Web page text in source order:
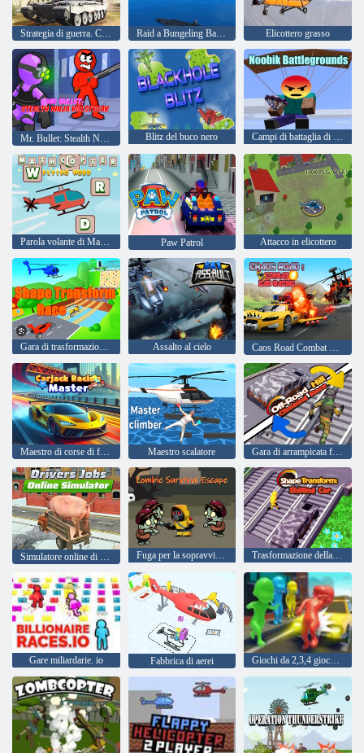
Strategia di guerra. Carri armati ed elicotteri Raid a Bungeling Bay 3D Elicottero grasso
Blitz del buco nero Campi di battaglia di Noobik
Parola volante di Mathcopter Paw Patrol Attacco in elicottero
Gara di trasformazione della forma Assalto al cielo Caos Road Combat Car Racing
Maestro scalatore
Fuga per la sopravvivenza degli zombi Trasformazione della forma: macchina in movimento
Gare miliardarie. io Fabbrica di aerei Giochi da 2,3,4 giocatori